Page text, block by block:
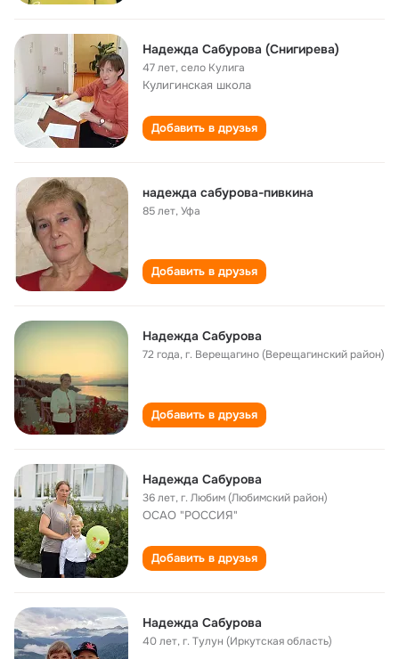
Надежда Сабурова (Снигирева)
47 лет,село Кулига
Кулигинская школа
Добавить в друзья
надежда сабурова-пивкина
85 лет,Уфа
Добавить в друзья
Надежда Сабурова
72 года,г. Верещагино (Верещагинский район)
Добавить в друзья
Надежда Сабурова
36 лет,г. Любим (Любимский район)
ОСАО "РОССИЯ"
Добавить в друзья
Надежда Сабурова
40 лет,г. Тулун (Иркутская область)